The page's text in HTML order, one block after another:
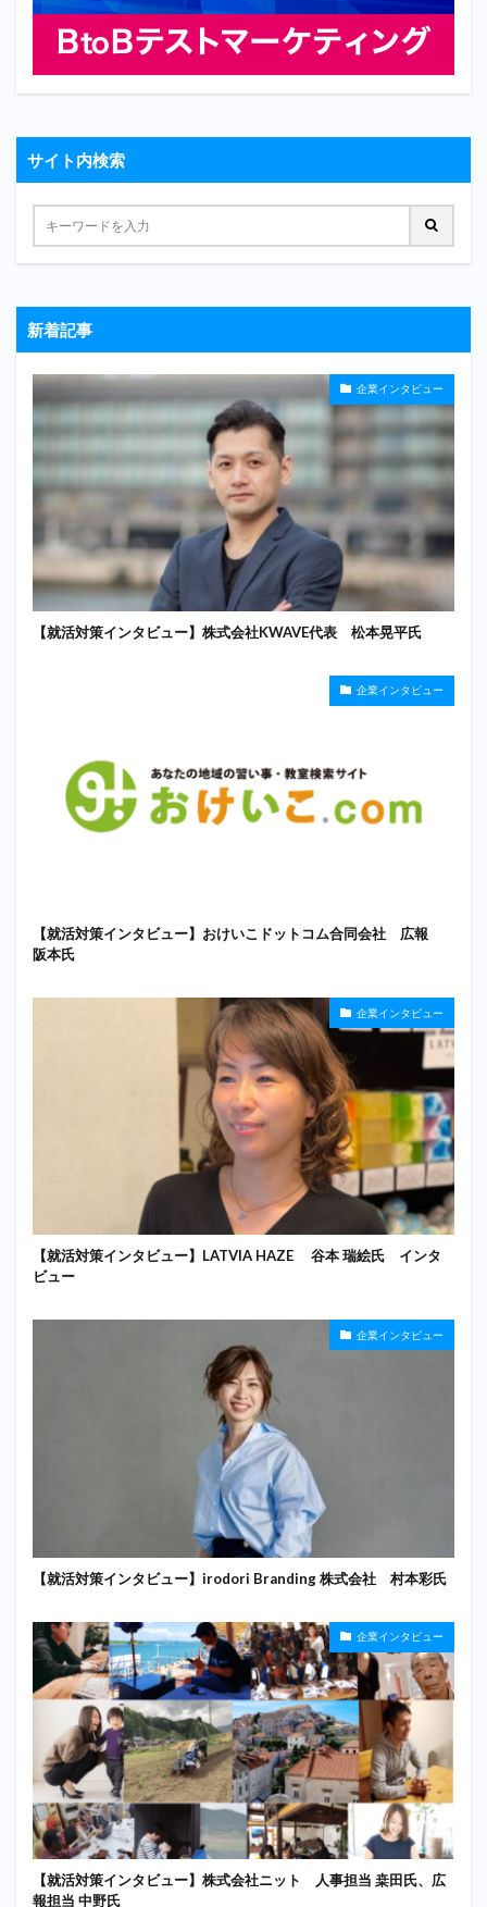
サイト内検索
新着記事
企業インタビュー
【就活対策インタビュー】株式会社KWAVE代表 松本晃平氏
企業インタビュー
【就活対策インタビュー】おけいこドットコム合同会社 広報
阪本氏
企業インタビュー
【就活対策インタビュー】LATVIA HAZE 谷本 瑞絵氏 インタ
ビュー
企業インタビュー
【就活対策インタビュー】irodori Branding 株式会社 村本彩氏
企業インタビュー
【就活対策インタビュー】株式会社ニット 人事担当 桒田氏、広
報担当 中野氏